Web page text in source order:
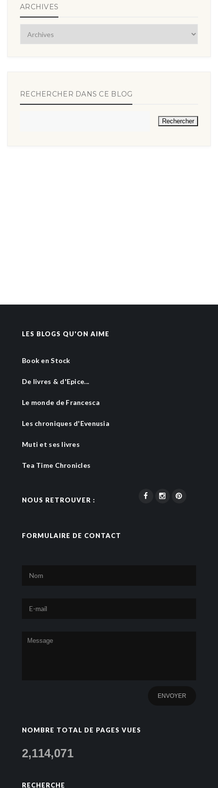
ARCHIVES
RECHERCHER DANS CE BLOG
LES BLOGS QU'ON AIME
Book en Stock
De livres & d'Epice...
Le monde de Francesca
Les chroniques d'Evenusia
Muti et ses livres
Tea Time Chronicles
NOUS RETROUVER :
FORMULAIRE DE CONTACT
NOMBRE TOTAL DE PAGES VUES
2,114,071
RECHERCHE